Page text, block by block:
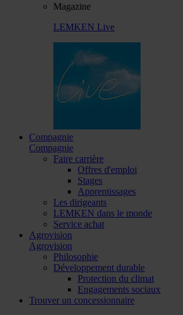
Magazine
LEMKEN Live
Compagnie
Compagnie
Faire carrière
Offres d'emploi
Stages
Apprentissages
Les dirigeants
LEMKEN dans le monde
Service achat
Agrovision
Agrovision
Philosophie
Développement durable
Protection du climat
Engagements sociaux
Trouver un concessionnaire